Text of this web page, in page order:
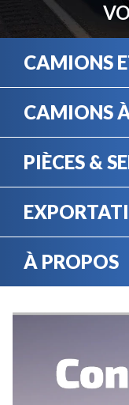
CAMIONS
CAMIONS
PIÈCES &
À PROPOS